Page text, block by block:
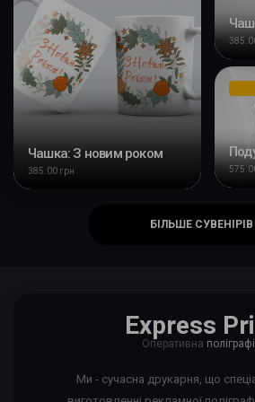
Чашка: З новим роком
385.00 грн
БІЛЬШЕ СУВЕНІРІВ
Express
Оперативна
Ми - сучасна друкарня, що